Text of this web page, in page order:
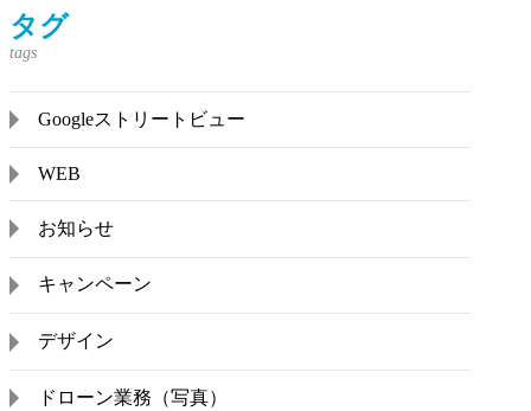
タグ
Googleストリートビュー
WEB
お知らせ
キャンペーン
デザイン
ドローン業務（写真）